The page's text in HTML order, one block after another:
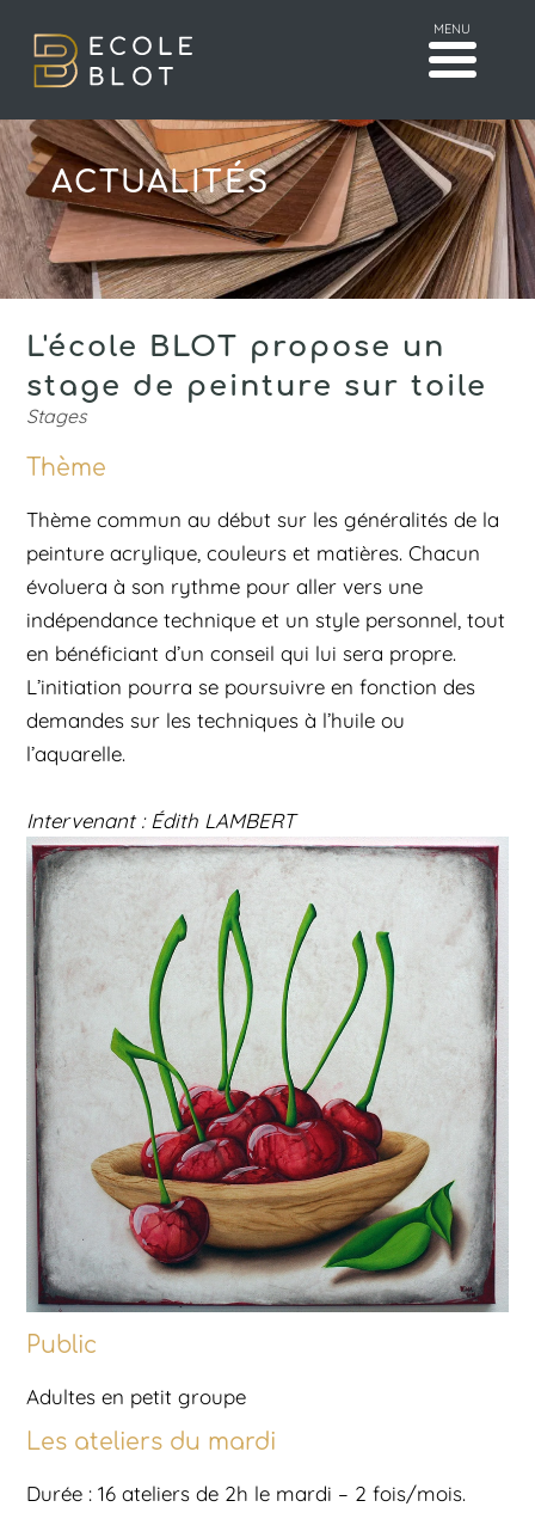
MENU
ACTUALITÉS
L'école BLOT propose un
stage de peinture sur toile
Stages
Thème
Thème commun au début sur les généralités de la
peinture acrylique, couleurs et matières. Chacun
évoluera à son rythme pour aller vers une
indépendance technique et un style personnel, tout
en bénéficiant d’un conseil qui lui sera propre.
L’initiation pourra se poursuivre en fonction des
demandes sur les techniques à l’huile ou
l’aquarelle.
Intervenant : Édith LAMBERT
Public
Adultes en petit groupe
Les ateliers du mardi
Durée : 16 ateliers de 2h le mardi – 2 fois/mois.